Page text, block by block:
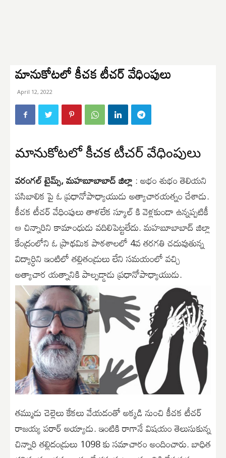
మానుకోటలో కీచక టీచర్ వేధింపులు
April 12, 2022
మానుకోటలో కీచక టీచర్ వేధింపులు
వరంగల్ టైమ్స్, మహబూబాబాద్ జిల్లా: అభం శుభం తెలియని
పసిబాలిక పై ఓ ప్రధానోపాధ్యాయుడు అత్యాచారయత్నం చేశాడు.
కీచక టీచర్ వేధింపులు తాళలేక స్కూల్ కి వెళ్లకుండా ఉన్నప్పటికీ
ఆ చిన్నారిని కామాంధుడు వదిలిపెట్టలేదు. మహబూబాబాద్ జిల్లా
కేంద్రంలోని ఓ ప్రాథమిక పాఠశాలలో 4వ తరగతి చదువుతున్న
విద్యార్ధిని ఇంటిలో తల్లితండ్రులు లేని సమయంలో వచ్చి
అత్యాచార యత్నానికి పాల్పడ్డాడు ప్రధానోపాధ్యాయుడు.
తమ్ముడు చెల్లెలు కేకలు వేయడంతో అక్కడి నుంచి కీచక టీచర్
రాజయ్య పరార్ అయ్యాడు. ఇంటికి రాగానే విషయం తెలుసుకున్న
చిన్నారి తల్లిదండ్రులు 1098 కు సమాచారం అందించారు. బాధిత